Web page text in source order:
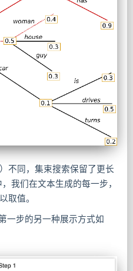
不同，集束搜索保留了更长
我们在文本生成的每一步，
取值。
一步的另一种展示方式如